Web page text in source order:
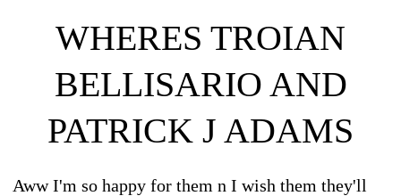
WHERES TROIAN
BELLISARIO AND
PATRICK J ADAMS
Aww I'm so happy for them n I wish them they'll